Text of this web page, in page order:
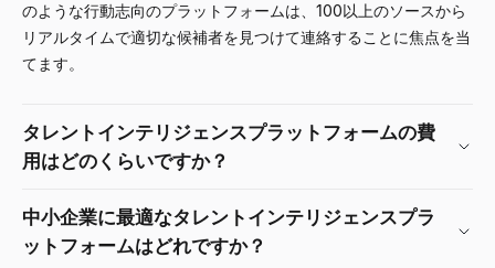
のような行動志向のプラットフォームは、100以上のソースから
リアルタイムで適切な候補者を見つけて連絡することに焦点を当
てます。
タレントインテリジェンスプラットフォームの費
用はどのくらいですか？
中小企業に最適なタレントインテリジェンスプラ
ットフォームはどれですか？